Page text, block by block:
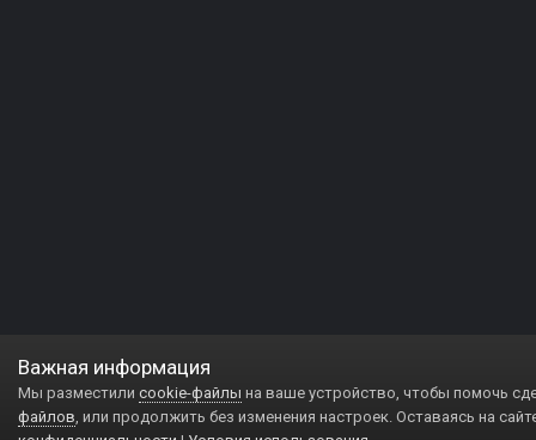
Важная информация
Мы разместили cookie-файлы на ваше устройство, чтобы помочь
файлов, или продолжить без изменения настроек. Оставаясь на